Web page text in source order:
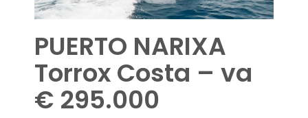
PUERTO NARIXA
Torrox Costa – va
€ 295.000